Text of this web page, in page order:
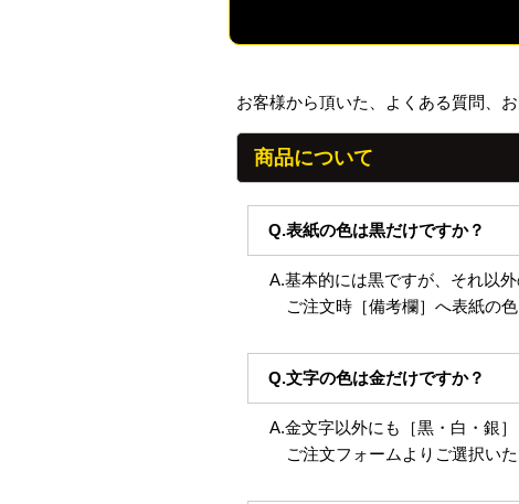
お客様から頂いた、よくある質問、
商品について
Q.表紙の色は黒だけですか？
A.基本的には黒ですが、それ以
ご注文時［備考欄］へ表紙の
Q.文字の色は金だけですか？
A.金文字以外にも［黒・白・銀］
ご注文フォームよりご選択いた